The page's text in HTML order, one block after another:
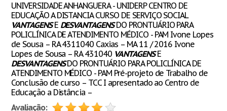
UNIVERSIDADE ANHANGUERA - UNIDERP CENTRO DE
EDUCAÇÃO A DISTANCIA CURSO DE SERVIÇO SOCIAL
VANTAGENSE DESVANTAGENSDO PRONTUÁRIO PARA
POLICLÍNICA DE ATENDIMENTO MÉDICO - PAM Ivone Lopes
de Sousa – RA 4311040 Caxias – MA 11 / 2016 Ivone
Lopes de Sousa – RA 431040 VANTAGENSE
DESVANTAGENSDO PRONTUÁRIO PARA POLICLÍNICA DE
ATENDIMENTO MÉDICO - PAM Pré-projeto de Trabalho de
Conclusão de curso – TCC I apresentado ao Centro de
Educação a Distância –
Avaliação: